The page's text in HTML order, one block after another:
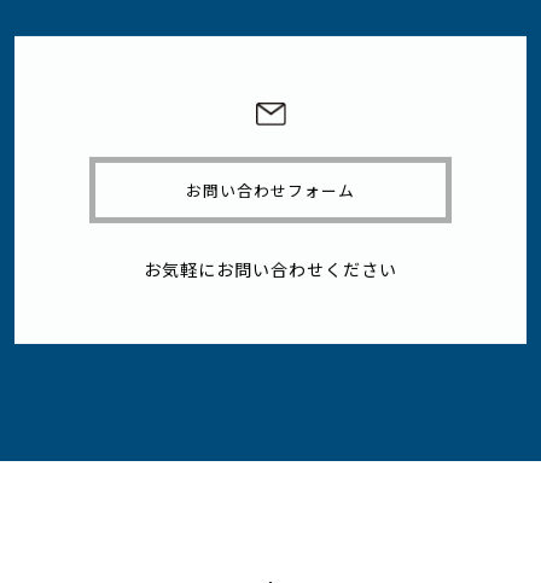
お問い合わせフォーム
お気軽にお問い合わせください